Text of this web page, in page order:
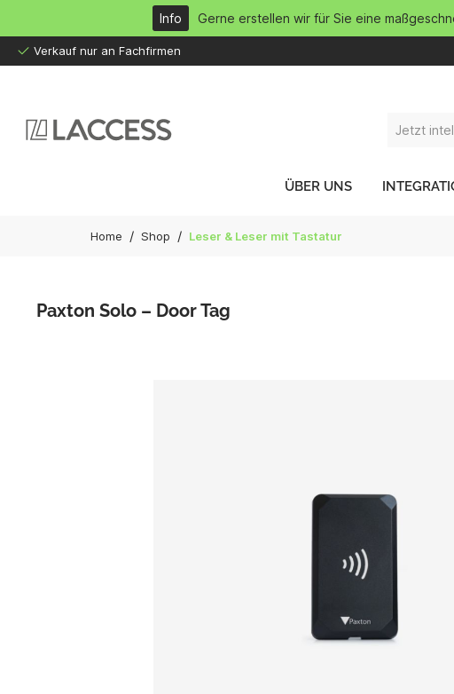
Info Gerne erstellen wir für Sie eine
Verkauf nur an Fachfirmen
ÜBER UNS
Home / Shop / Leser & Leser mit Tastatur
Paxton Solo – Door Tag